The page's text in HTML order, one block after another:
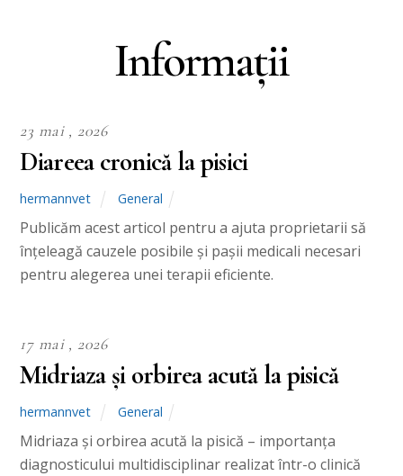
Informații
23 mai , 2026
Diareea cronică la pisici
hermannvet General
Publicăm acest articol pentru a ajuta proprietarii să
înțeleagă cauzele posibile și pașii medicali necesari
pentru alegerea unei terapii eficiente.
17 mai , 2026
Midriaza și orbirea acută la pisică
hermannvet General
Midriaza și orbirea acută la pisică – importanța
diagnosticului multidisciplinar realizat într-o clinică